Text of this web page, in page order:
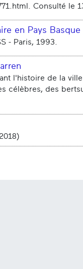
Consulté le
en Pays
- Paris, 1993.
l'histoire de la
célèbres, des